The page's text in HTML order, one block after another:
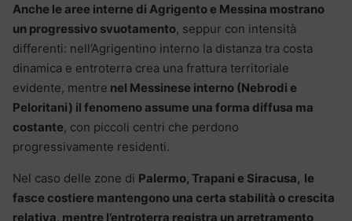
Anche le aree interne di Agrigento e Messina mostrano
un progressivo svuotamento, seppur con intensità
differenti: nell’Agrigentino interno la distanza tra costa
dinamica e entroterra crea una frattura territoriale
evidente, mentre nel Messinese interno (Nebrodi e
Peloritani) il fenomeno assume una forma diffusa ma
costante, con piccoli centri che perdono
progressivamente residenti.
Nel caso delle zone di Palermo, Trapani e Siracusa, le
fasce costiere mantengono una certa stabilità o crescita
relativa, mentre l’entroterra registra un arretramento